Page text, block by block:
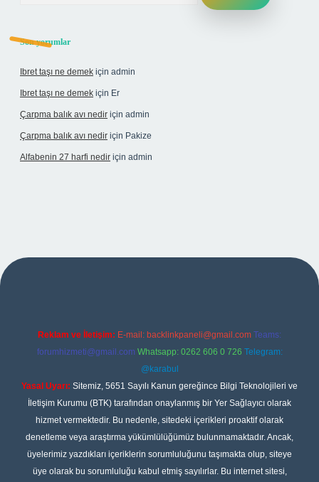
Son yorumlar
Ibret taşı ne demek için admin
Ibret taşı ne demek için Er
Çarpma balık avı nedir için admin
Çarpma balık avı nedir için Pakize
Alfabenin 27 harfi nedir için admin
Reklam ve İletişim: E-mail: backlinkpaneli@gmail.com Teams:
forumhizmeti@gmail.com Whatsapp: 0262 606 0 726 Telegram:
@karabul
Yasal Uyarı: Sitemiz, 5651 Sayılı Kanun gereğince Bilgi Teknolojileri ve
İletişim Kurumu (BTK) tarafından onaylanmış bir Yer Sağlayıcı olarak
hizmet vermektedir. Bu nedenle, sitedeki içerikleri proaktif olarak
denetleme veya araştırma yükümlülüğümüz bulunmamaktadır. Ancak,
üyelerimiz yazdıkları içeriklerin sorumluluğunu taşımakta olup, siteye
üye olarak bu sorumluluğu kabul etmiş sayılırlar. Bu internet sitesi,